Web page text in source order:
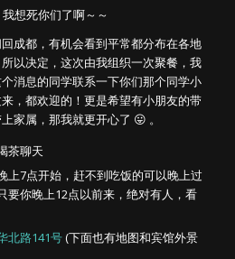
想死你们了啊～～
成都，有机会看到平常都分布在各地
以决定，这次由我组织一次聚餐，我
消息的同学联系一下你们那个同学小
，都欢迎的！更是希望有小朋友的带
家属，那我就更开心了 😛 。
茶聊天
上7点开始，赶不到吃饭的可以晚上过
要你晚上12点以前来，绝对有人，看
北路141号(下面也有地图和宾馆外景